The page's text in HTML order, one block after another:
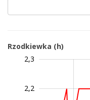
Ziemniaki (h)
Rzodkiewka (h)
2,2
2,3